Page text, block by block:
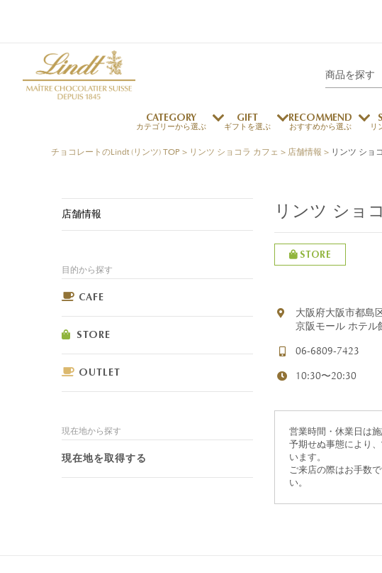
CATEGORY
カテゴリーから選ぶ
フレーバー一覧
(焼き菓子)
GIFT
ギフトを選ぶ
RECOMMEND
おすすめから選ぶ リ
ご褒美サブスク
～￥2,000
～￥5,000
独自の技術
リンツの発明
完璧な仕上げ
よくある質問・お問い合わせ
プレスの方へ
チョコレートのLindt (リンツ) TOP > リンツ ショコラ カフェ > 店舗情報 > リンツ ショ
リンツ ショ
STORE
大阪府大阪市都島
京阪モール ホテル
06-6809-7423
10:30〜20:30
営業時間・休業日は施
予期せぬ事態により
います。
ご来店の際はお手数
い。
店舗情報
目的から探す
CAFE
STORE
OUTLET
現在地から探す
現在地を取得する